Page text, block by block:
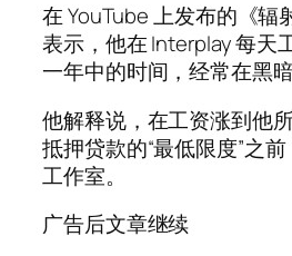
在 YouTube 上发布的《辐
表示，他在 Interplay 每天
一年中的时间，经常在黑暗
他解释说，在工资涨到他
抵押贷款的“最低限度”之
工作室。
广告后文章继续